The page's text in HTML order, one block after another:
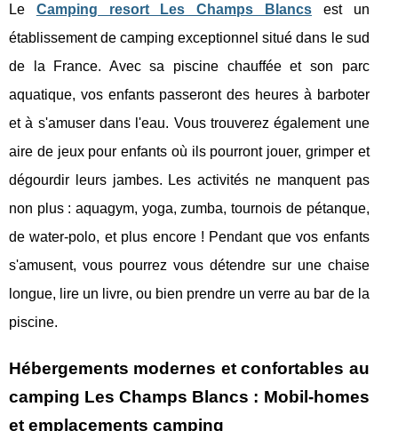
Le Camping resort Les Champs Blancs est un
établissement de camping exceptionnel situé dans le sud
de la France. Avec sa piscine chauffée et son parc
aquatique, vos enfants passeront des heures à barboter
et à s'amuser dans l'eau. Vous trouverez également une
aire de jeux pour enfants où ils pourront jouer, grimper et
dégourdir leurs jambes. Les activités ne manquent pas
non plus : aquagym, yoga, zumba, tournois de pétanque,
de water-polo, et plus encore ! Pendant que vos enfants
s'amusent, vous pourrez vous détendre sur une chaise
longue, lire un livre, ou bien prendre un verre au bar de la
piscine.
Hébergements modernes et confortables au
camping Les Champs Blancs : Mobil-homes
et emplacements camping